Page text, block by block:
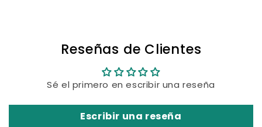
Reseñas de Clientes
Sé el primero en escribir una reseña
Escribir una reseña